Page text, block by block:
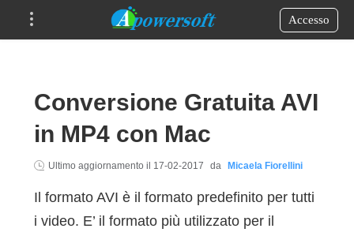
Accesso
Conversione Gratuita AVI
in MP4 con Mac
Ultimo aggiornamento il 17-02-2017 da Micaela Fiorellini
Il formato AVI è il formato predefinito per tutti
i video. E’ il formato più utilizzato per il